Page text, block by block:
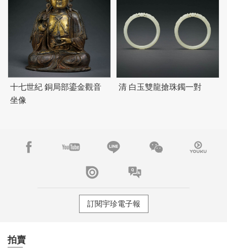
十七世紀 銅局部鎏金觀音
坐像
清 白玉雙龍搶珠鐲一對
訂閱宇珍電子報
拍賣